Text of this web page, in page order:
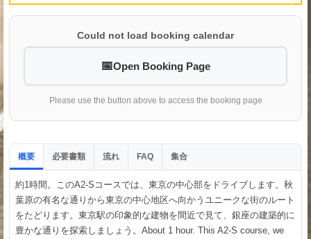
Could not load booking calendar
Open Booking Page
Please use the button above to access the booking page
概要 必要書類 流れ FAQ 集合
約1時間。このA2-Sコースでは、東京の中心部をドライブします。秋
葉原の有名な通りから東京の中心地区へ向かうユニークな街のルート
をたどります。東京駅の印象的な建物を間近で見て、銀座の建築的に
豊かな通りを探索しましょう。About 1 hour. This A2-S course, we